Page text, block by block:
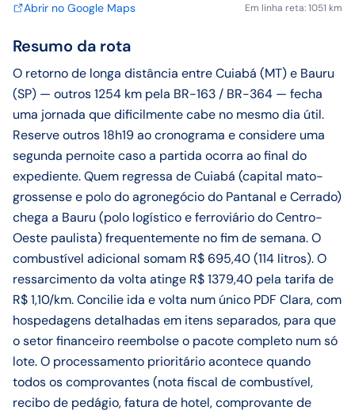
Abrir no Google Maps Em linha reta: 1051 km
Resumo da rota
O retorno de longa distância entre Cuiabá (MT) e Bauru
(SP) — outros 1254 km pela BR-163 / BR-364 — fecha
uma jornada que dificilmente cabe no mesmo dia útil.
Reserve outros 18h19 ao cronograma e considere uma
segunda pernoite caso a partida ocorra ao final do
expediente. Quem regressa de Cuiabá (capital mato-
grossense e polo do agronegócio do Pantanal e Cerrado)
chega a Bauru (polo logístico e ferroviário do Centro-
Oeste paulista) frequentemente no fim de semana. O
combustível adicional somam R$ 695,40 (114 litros). O
ressarcimento da volta atinge R$ 1379,40 pela tarifa de
R$ 1,10/km. Concilie ida e volta num único PDF Clara, com
hospedagens detalhadas em itens separados, para que
o setor financeiro reembolse o pacote completo num só
lote. O processamento prioritário acontece quando
todos os comprovantes (nota fiscal de combustível,
recibo de pedágio, fatura de hotel, comprovante de